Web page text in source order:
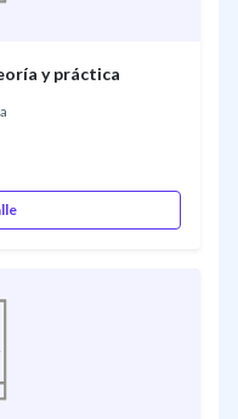
y práctica